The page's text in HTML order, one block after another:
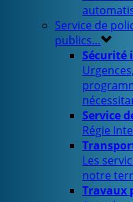
Service de
publics…
Sécurité
Service
Régie
Les
notre
Travaux